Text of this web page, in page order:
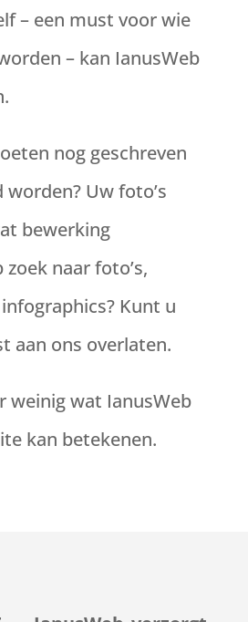
– een must voor wie
– kan IanusWeb
nog geschreven
Uw foto’s
bewerking
naar foto’s,
Kunt u
aan ons overlaten.
weinig wat IanusWeb
kan betekenen.